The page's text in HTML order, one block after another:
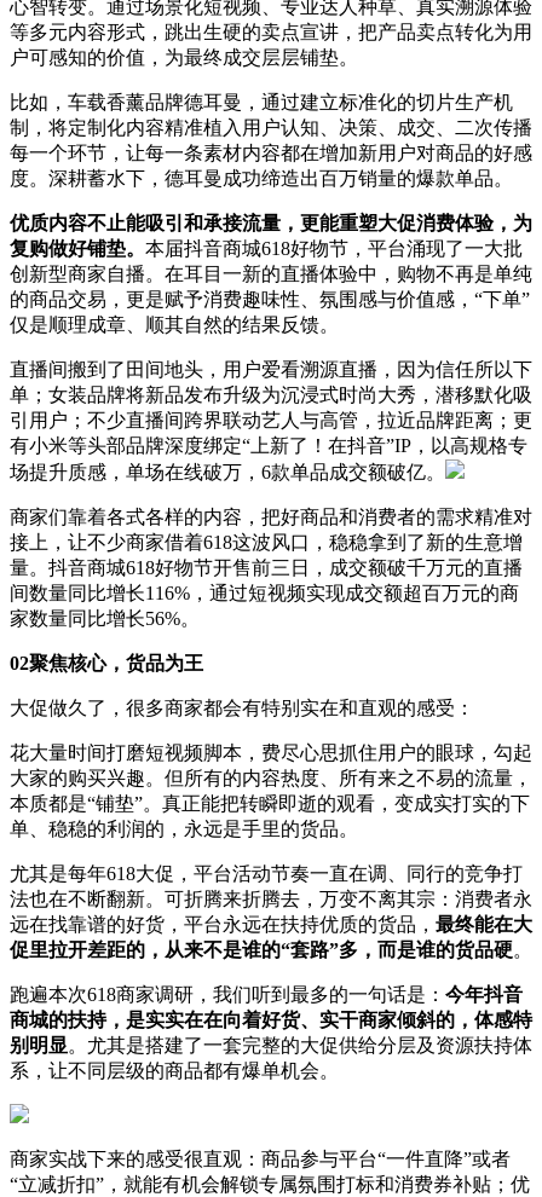
心智转变。通过场景化短视频、专业达人种草、真实溯源体验
等多元内容形式，跳出生硬的卖点宣讲，把产品卖点转化为用
户可感知的价值，为最终成交层层铺垫。
比如，车载香薰品牌德耳曼，通过建立标准化的切片生产机
制，将定制化内容精准植入用户认知、决策、成交、二次传播
每一个环节，让每一条素材内容都在增加新用户对商品的好感
度。深耕蓄水下，德耳曼成功缔造出百万销量的爆款单品。
优质内容不止能吸引和承接流量，更能重塑大促消费体验，为
复购做好铺垫。 本届抖音商城618好物节，平台涌现了一大批
创新型商家自播。在耳目一新的直播体验中，购物不再是单纯
的商品交易，更是赋予消费趣味性、氛围感与价值感，“下单”
仅是顺理成章、顺其自然的结果反馈。
直播间搬到了田间地头，用户爱看溯源直播，因为信任所以下
单；女装品牌将新品发布升级为沉浸式时尚大秀，潜移默化吸
引用户；不少直播间跨界联动艺人与高管，拉近品牌距离；更
有小米等头部品牌深度绑定“上新了！在抖音”IP，以高规格专
场提升质感，单场在线破万，6款单品成交额破亿。
商家们靠着各式各样的内容，把好商品和消费者的需求精准对
接上，让不少商家借着618这波风口，稳稳拿到了新的生意增
量。抖音商城618好物节开售前三日，成交额破千万元的直播
间数量同比增长116%，通过短视频实现成交额超百万元的商
家数量同比增长56%。
02聚焦核心，货品为王
大促做久了，很多商家都会有特别实在和直观的感受：
花大量时间打磨短视频脚本，费尽心思抓住用户的眼球，勾起
大家的购买兴趣。但所有的内容热度、所有来之不易的流量，
本质都是“铺垫”。真正能把转瞬即逝的观看，变成实打实的下
单、稳稳的利润的，永远是手里的货品。
尤其是每年618大促，平台活动节奏一直在调、同行的竞争打
法也在不断翻新。可折腾来折腾去，万变不离其宗：消费者永
远在找靠谱的好货，平台永远在扶持优质的货品， 最终能在大
促里拉开差距的，从来不是谁的“套路”多，而是谁的货品硬。
跑遍本次618商家调研，我们听到最多的一句话是： 今年抖音
商城的扶持，是实实在在向着好货、实干商家倾斜的，体感特
别明显。尤其是搭建了一套完整的大促供给分层及资源扶持体
系，让不同层级的商品都有爆单机会。
商家实战下来的感受很直观：商品参与平台“一件直降”或者
“立减折扣”，就能有机会解锁专属氛围打标和消费券补贴；优